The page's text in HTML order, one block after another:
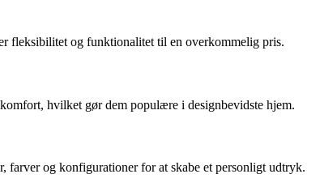
fleksibilitet og funktionalitet til en overkommelig pris.
hvilket gør dem populære i designbevidste hjem.
farver og konfigurationer for at skabe et personligt udtryk.